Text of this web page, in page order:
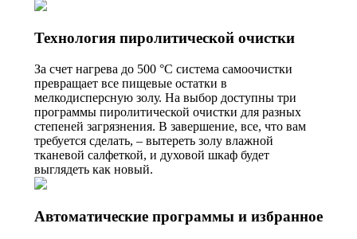
Технология пиролитической очистки
За счет нагрева до 500 °C система самоочистки
превращает все пищевые остатки в
мелкодисперсную золу. На выбор доступны три
программы пиролитической очистки для разных
степеней загрязнения. В завершение, все, что вам
требуется сделать, – вытереть золу влажной
тканевой салфеткой, и духовой шкаф будет
выглядеть как новый.
Автоматические программы и избранное